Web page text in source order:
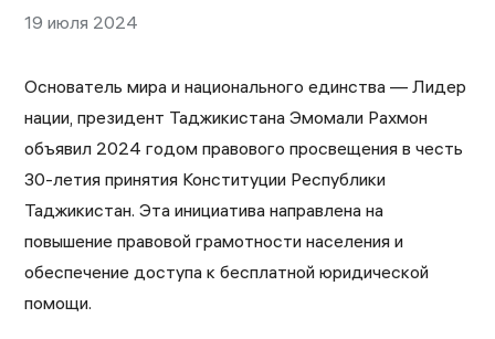
19 июля 2024
Основатель мира и национального единства — Лидер
нации, президент Таджикистана Эмомали Рахмон
объявил 2024 годом правового просвещения в честь
30-летия принятия Конституции Республики
Таджикистан. Эта инициатива направлена на
повышение правовой грамотности населения и
обеспечение доступа к бесплатной юридической
помощи.